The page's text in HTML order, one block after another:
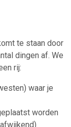
te staan door
dingen af. We
rij:
waar je
worden